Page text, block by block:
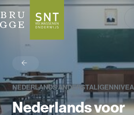
NEDERLANDS ANDERSTALIGEN
Nederlands voor